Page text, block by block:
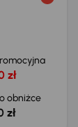
zł
obniżce
zł